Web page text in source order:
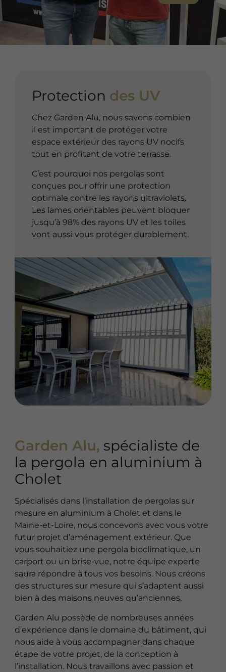
Protection des UV
Chez Garden Alu, nous savons combien
il est important de protéger votre
espace extérieur des rayons UV nocifs
tout en profitant de votre terrasse.
C’est pourquoi nos pergolas sont
conçues pour offrir une protection
optimale contre les rayons ultraviolets.
Les lames orientables peuvent bloquer
jusqu’à 98% des rayons UV et les toiles
vont aussi vous protéger durablement.
Garden Alu, spécialiste de
la pergola en aluminium à
Cholet
Spécialisés dans l’installation de pergolas sur
mesure en aluminium à Cholet et dans le
Maine-et-Loire, nous concevons avec vous votre
futur projet d’aménagement extérieur. Que
vous souhaitiez une pergola bioclimatique, un
carport ou un brise-vue, notre équipe experte
saura répondre à tous vos besoins. Nous créons
des structures sur mesure qui s’adaptent aussi
bien à des maisons neuves qu’anciennes.
Garden Alu possède de nombreuses années
d’expérience dans le domaine du bâtiment, qui
nous aide à vous accompagner dans chaque
étape de votre projet, de la conception à
l’installation. Nous travaillons avec passion et